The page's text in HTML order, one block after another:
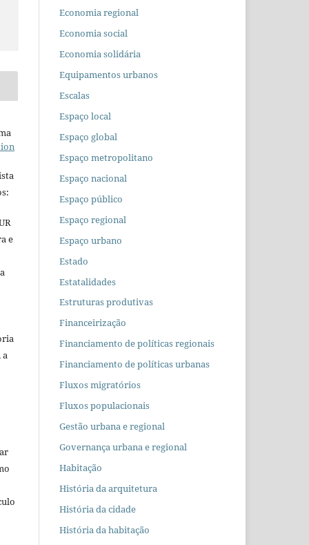
e
a
Economia regional
Economia social
Economia solidária
Equipamentos urbanos
Escalas
Espaço local
Espaço global
Espaço metropolitano
Espaço nacional
Espaço público
Espaço regional
Espaço urbano
Estado
Estatalidades
Estruturas produtivas
Financeirização
Financiamento de políticas regionais
Financiamento de políticas urbanas
Fluxos migratórios
Fluxos populacionais
Gestão urbana e regional
Governança urbana e regional
Habitação
História da arquitetura
História da cidade
História da habitação